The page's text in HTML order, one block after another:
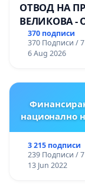
ОТВОД НА
ВЕЛИКОВА -
370 подписи
370 Подписи /
6 Aug 2026
национално
3 215 подписи
239 Подписи /
13 Jun 2022